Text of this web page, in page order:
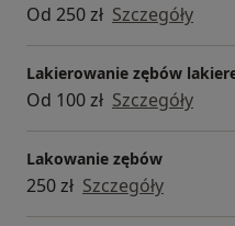
Od 250 zł Szczegóły
Lakierowanie zębów
Od 100 zł Szczegóły
Lakowanie zębów
250 zł Szczegóły